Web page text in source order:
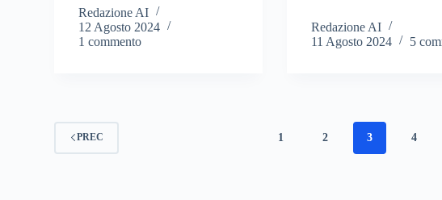
Redazione AI
12 Agosto 2024
1 commento
Redazione AI
11 Agosto 2024
5
PREC 1 2 3 4